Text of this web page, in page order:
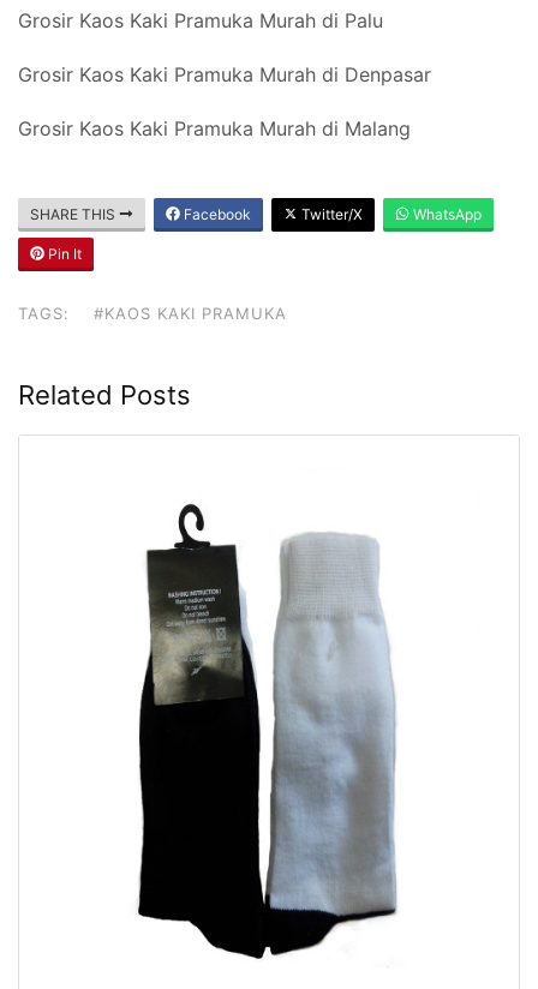
Grosir Kaos Kaki Pramuka Murah di Palu
Grosir Kaos Kaki Pramuka Murah di Denpasar
Grosir Kaos Kaki Pramuka Murah di Malang
SHARE THIS Facebook Twitter/X WhatsApp
Pin It
TAGS: #KAOS KAKI PRAMUKA
Related Posts